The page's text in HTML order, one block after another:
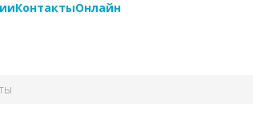
КонтактыОнлайн